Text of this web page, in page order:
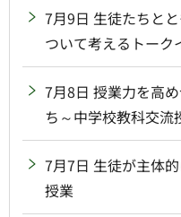
7月9日 生徒たちと
ついて考えるトーク
7月8日 授業力を高
ち～中学校教科交流
7月7日 生徒が主体
授業